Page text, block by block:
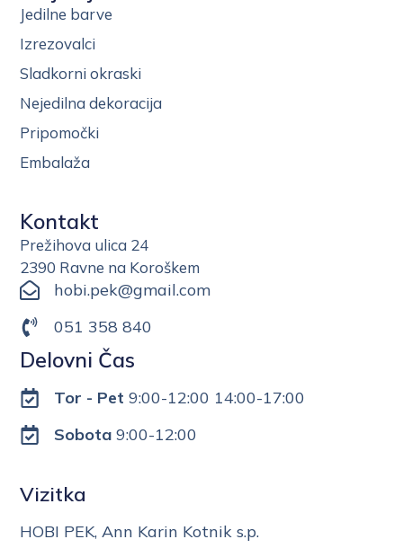
Jedilne barve
Izrezovalci
Sladkorni okraski
Nejedilna dekoracija
Pripomočki
Embalaža
Kontakt
Prežihova ulica 24
2390 Ravne na Koroškem
hobi.pek@gmail.com
051 358 840
Delovni Čas
Tor - Pet 9:00-12:00 14:00-17:00
Sobota9:00-12:00
Vizitka
HOBI PEK, Ann Karin Kotnik s.p.